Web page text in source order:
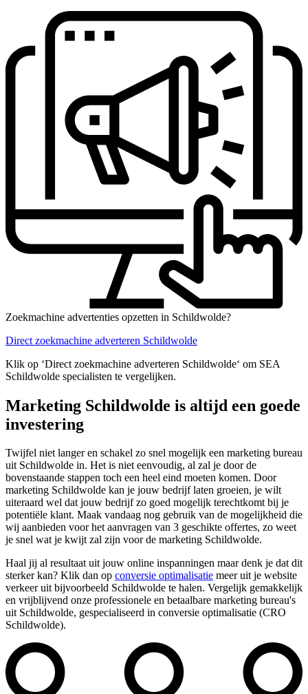
Zoekmachine advertenties opzetten in Schildwolde?
Direct zoekmachine adverteren Schildwolde
Klik op ‘Direct zoekmachine adverteren Schildwolde‘ om SEA
Schildwolde specialisten te vergelijken.
Marketing Schildwolde is altijd een goede
investering
Twijfel niet langer en schakel zo snel mogelijk een marketing bureau
uit Schildwolde in. Het is niet eenvoudig, al zal je door de
bovenstaande stappen toch een heel eind moeten komen. Door
marketing Schildwolde kan je jouw bedrijf laten groeien, je wilt
uiteraard wel dat jouw bedrijf zo goed mogelijk terechtkomt bij je
potentiële klant. Maak vandaag nog gebruik van de mogelijkheid die
wij aanbieden voor het aanvragen van 3 geschikte offertes, zo weet
je snel wat je kwijt zal zijn voor de marketing Schildwolde.
Haal jij al resultaat uit jouw online inspanningen maar denk je dat dit
sterker kan? Klik dan op conversie optimalisatie meer uit je website
verkeer uit bijvoorbeeld Schildwolde te halen. Vergelijk gemakkelijk
en vrijblijvend onze professionele en betaalbare marketing bureau's
uit Schildwolde, gespecialiseerd in conversie optimalisatie (CRO
Schildwolde).